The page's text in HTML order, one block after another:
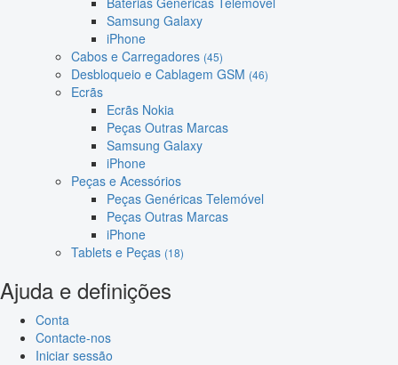
Samsung Galaxy
iPhone
Cabos e Carregadores (45)
Desbloqueio e Cablagem GSM (46)
Ecrãs
Ecrãs Nokia
Peças Outras Marcas
Samsung Galaxy
iPhone
Peças e Acessórios
Peças Genéricas Telemóvel
Peças Outras Marcas
iPhone
Tablets e Peças (18)
Ajuda e definições
Conta
Contacte-nos
Iniciar sessão